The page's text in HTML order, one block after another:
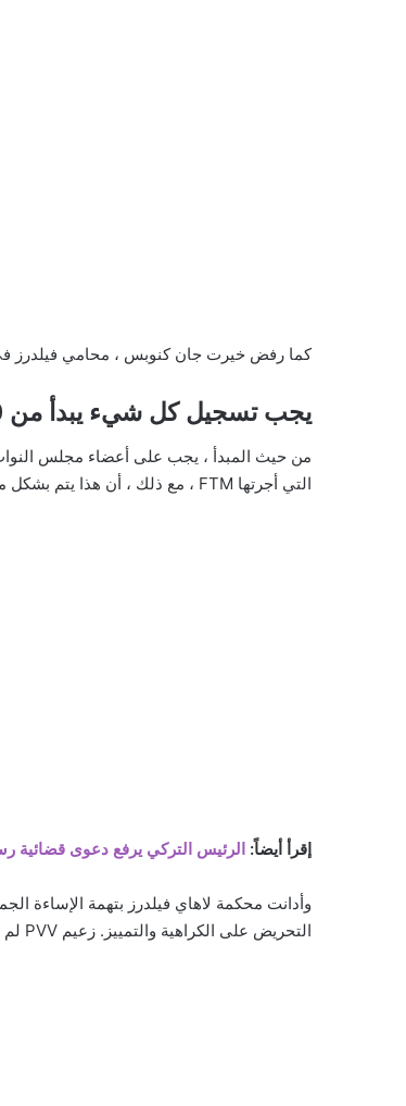
كما رفض خيرت جان كنوبس ، محامي فيلدرز في
يجب تسجيل كل شيء يبدأ من 50 يورو
التي أجرتها FTM ، مع ذلك ، أن هذا يتم بشكل متنوع للغاية.
إقرأ أيضاً: الرئيس التركي يرفع دعوى قضائية
وأدانت محكمة لاهاي فيلدرز بتهمة الإساءة
التحريض على الكراهية والتمييز. زعيم PVV لم يعاقب.